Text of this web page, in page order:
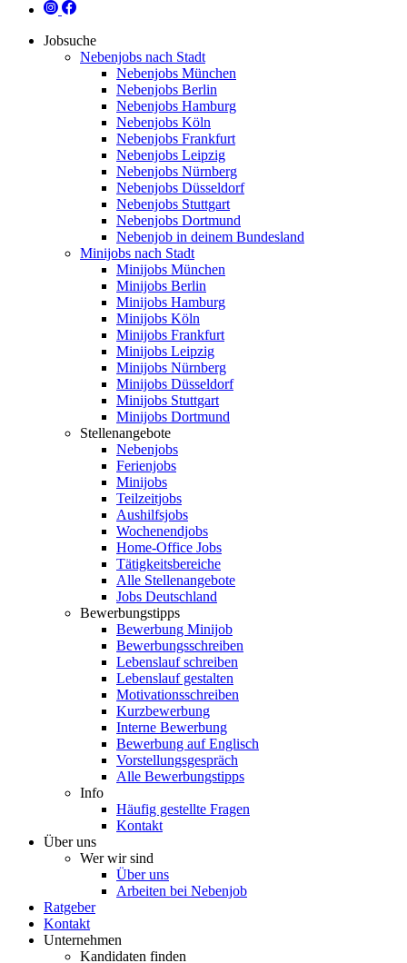
Jobsuche
Nebenjobs nach Stadt
Nebenjobs München
Nebenjobs Berlin
Nebenjobs Hamburg
Nebenjobs Köln
Nebenjobs Frankfurt
Nebenjobs Leipzig
Nebenjobs Nürnberg
Nebenjobs Düsseldorf
Nebenjobs Stuttgart
Nebenjobs Dortmund
Nebenjob in deinem Bundesland
Minijobs nach Stadt
Minijobs München
Minijobs Berlin
Minijobs Hamburg
Minijobs Köln
Minijobs Frankfurt
Minijobs Leipzig
Minijobs Nürnberg
Minijobs Düsseldorf
Minijobs Stuttgart
Minijobs Dortmund
Stellenangebote
Nebenjobs
Ferienjobs
Minijobs
Teilzeitjobs
Aushilfsjobs
Wochenendjobs
Home-Office Jobs
Tätigkeitsbereiche
Alle Stellenangebote
Jobs Deutschland
Bewerbungstipps
Bewerbung Minijob
Bewerbungsschreiben
Lebenslauf schreiben
Lebenslauf gestalten
Motivationsschreiben
Kurzbewerbung
Interne Bewerbung
Bewerbung auf Englisch
Vorstellungsgespräch
Alle Bewerbungstipps
Info
Häufig gestellte Fragen
Kontakt
Über uns
Wer wir sind
Über uns
Arbeiten bei Nebenjob
Ratgeber
Kontakt
Unternehmen
Kandidaten finden